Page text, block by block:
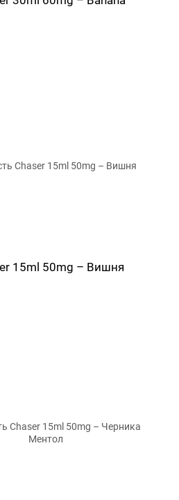
15ml 50mg – Вишня